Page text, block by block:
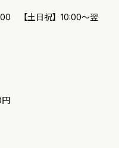
【土日祝】10:00～翌
円